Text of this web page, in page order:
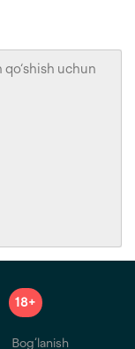
18+
Bog‘lanish